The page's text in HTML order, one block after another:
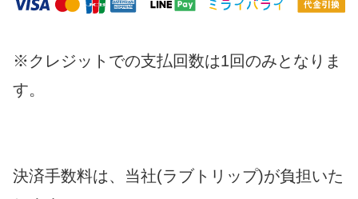
※クレジットでの支払回数は1回のみとなりま
す。
決済手数料は、当社(ラブトリップ)が負担いた